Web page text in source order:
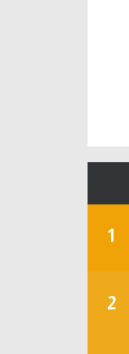
1
2